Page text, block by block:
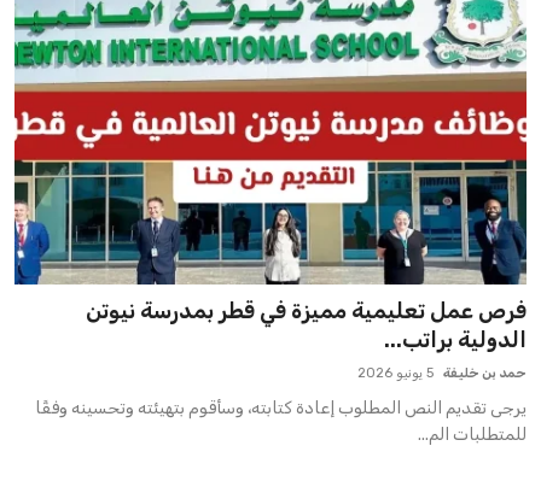
فرص عمل تعليمية مميزة في قطر بمدرسة نيوتن
الدولية براتب...
حمد بن خليفة 5 يونيو 2026
يرجى تقديم النص المطلوب إعادة كتابته، وسأقوم بتهيئته وتحسينه وفقًا
للمتطلبات الم...